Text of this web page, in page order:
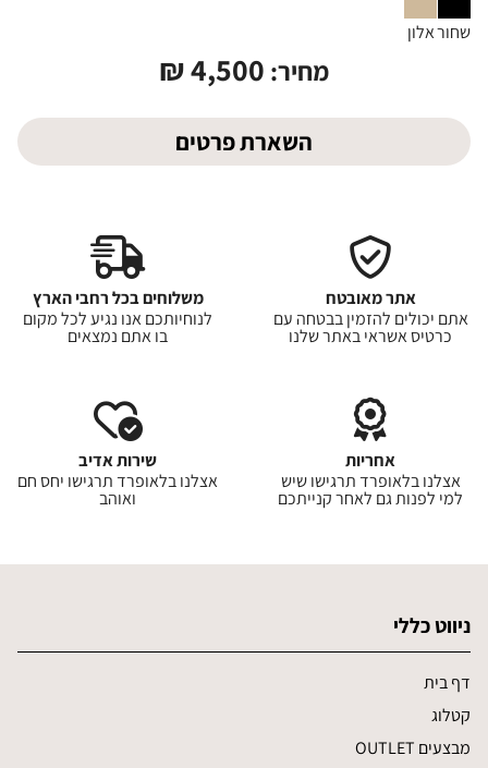
שחוראלון
מחיר: 4,500
₪
השארת פרטים
אתר מאובטח
אתם יכולים להזמין בבטחה עם
כרטיס אשראי באתר שלנו
משלוחים בכל רחבי הארץ
לנוחיותכם אנו נגיע לכל מקום
בו אתם נמצאים
אחריות
אצלנו בלאופרד תרגישו שיש
למי לפנות גם לאחר קנייתכם
שירות אדיב
אצלנו בלאופרד תרגישו יחס חם
ואוהב
ניווט כללי
דף בית
קטלוג
מבצעים OUTLET